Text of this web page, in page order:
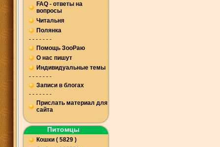
FAQ - ответы на
вопросы
Читальня
Полянка
- - - - - - -
Помощь ЗооРаю
О нас пишут
Индивидуальные темы
- - - - - - -
Записи в блогах
- - - - - - -
Прислать материал для
сайта
Питомцы
Кошки ( 5829 )